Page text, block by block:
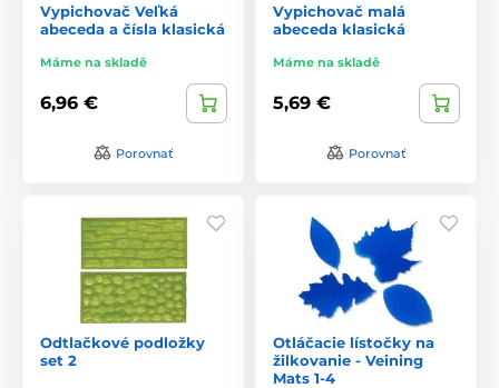
Vypichovač Veľká
abeceda a čísla klasická
Máme na skladě
6,96 €
Porovnať
Vypichovač malá
abeceda klasická
Máme na skladě
5,69 €
Porovnať
Odtlačkové podložky
set 2
Otláčacie lístočky na
žilkovanie - Veining
Mats 1-4